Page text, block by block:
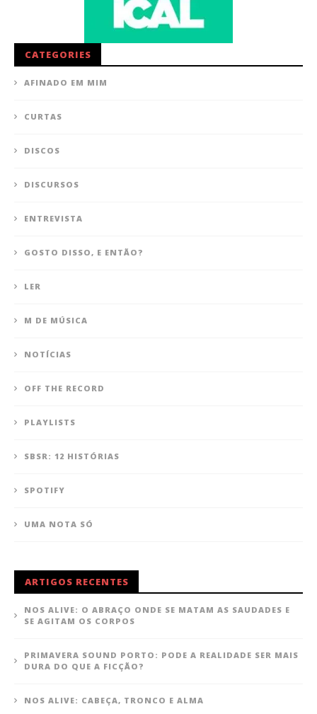
CATEGORIES
AFINADO EM MIM
CURTAS
DISCOS
DISCURSOS
ENTREVISTA
GOSTO DISSO, E ENTÃO?
LER
M DE MÚSICA
NOTÍCIAS
OFF THE RECORD
PLAYLISTS
SBSR: 12 HISTÓRIAS
SPOTIFY
UMA NOTA SÓ
ARTIGOS RECENTES
NOS ALIVE: O ABRAÇO ONDE SE MATAM AS SAUDADES E
SE AGITAM OS CORPOS
PRIMAVERA SOUND PORTO: PODE A REALIDADE SER MAIS
DURA DO QUE A FICÇÃO?
NOS ALIVE: CABEÇA, TRONCO E ALMA